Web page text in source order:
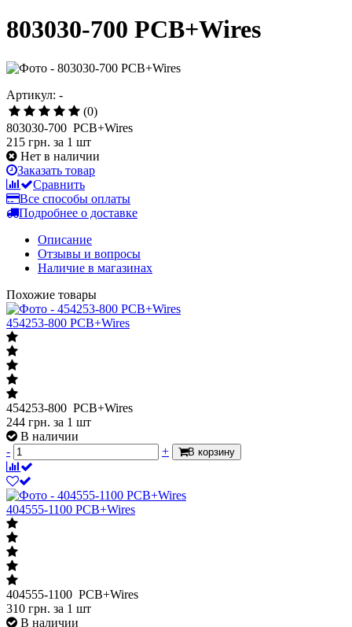
803030-700 PCB+Wires
Артикул: -
(0)
803030-700 PCB+Wires
215 грн. за 1 шт
Нет в наличии
Заказать товар
Сравнить
Все способы оплаты
Подробнее о доставке
Описание
Отзывы и вопросы
Наличие в магазинах
Похожие товары
454253-800 PCB+Wires
454253-800 PCB+Wires
244 грн. за 1 шт
В наличии
-
+ В корзину
404555-1100 PCB+Wires
404555-1100 PCB+Wires
310 грн. за 1 шт
В наличии